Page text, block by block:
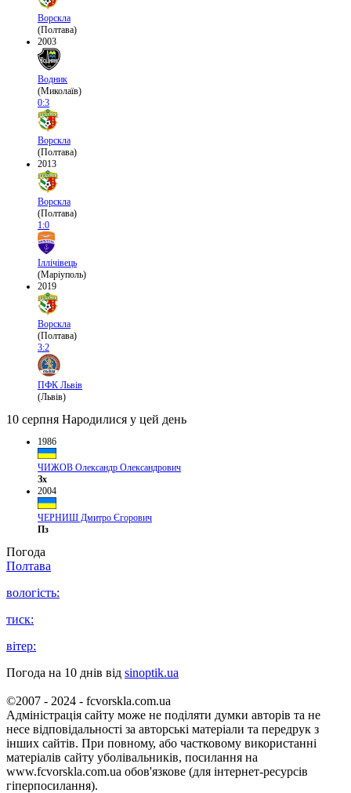
Ворскла
(Полтава)
2003
Водник
(Миколаїв)
0:3
Ворскла
(Полтава)
2013
Ворскла
(Полтава)
1:0
Іллічівець
(Маріуполь)
2019
Ворскла
(Полтава)
3:2
ПФК Львів
(Львів)
10 серпня Народилися у цей день
1986
ЧИЖОВ Олександр Олександрович
Зх
2004
ЧЕРНИШ Дмитро Єгорович
Пз
Погода
Полтава
вологість:
тиск:
вітер:
Погода на 10 днів від sinoptik.ua
©2007 - 2024 - fcvorskla.com.ua
Адміністрація сайту може не поділяти думки авторів та не
несе відповідальності за авторські матеріали та передрук з
інших сайтів. При повному, або частковому використанні
матеріалів сайту уболівальників, посилання на
www.fcvorskla.com.ua обов'язкове (для інтернет-ресурсів
гіперпосилання).